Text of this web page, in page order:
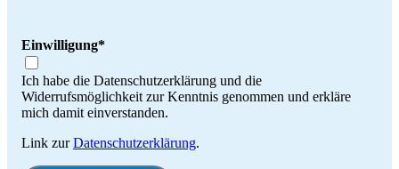
Einwilligung*
Ich habe die Datenschutzerklärung und die
Widerrufsmöglichkeit zur Kenntnis genommen und erkläre
mich damit einverstanden.
Link zurDatenschutzerklärung.